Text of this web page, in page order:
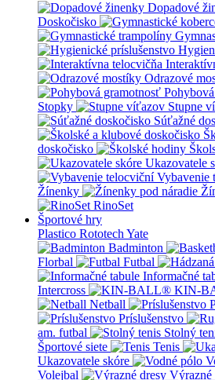
Dopadové
Doskočisko
Odrazové
Stopky
Stupne
Súťažné
doskočisko
Ukazovatele
Vybavenie
Žínenky
RinoSet
Športové hry
Plastico Rototech Yate
Badminton
Florbal
Futbal
Informačné
Intercross
KIN-
Netball
Príslušenstvo
am. futbal
Stolný
Športové siete
Tenis
Ukazovatele skóre
Volejbal
Výrazné